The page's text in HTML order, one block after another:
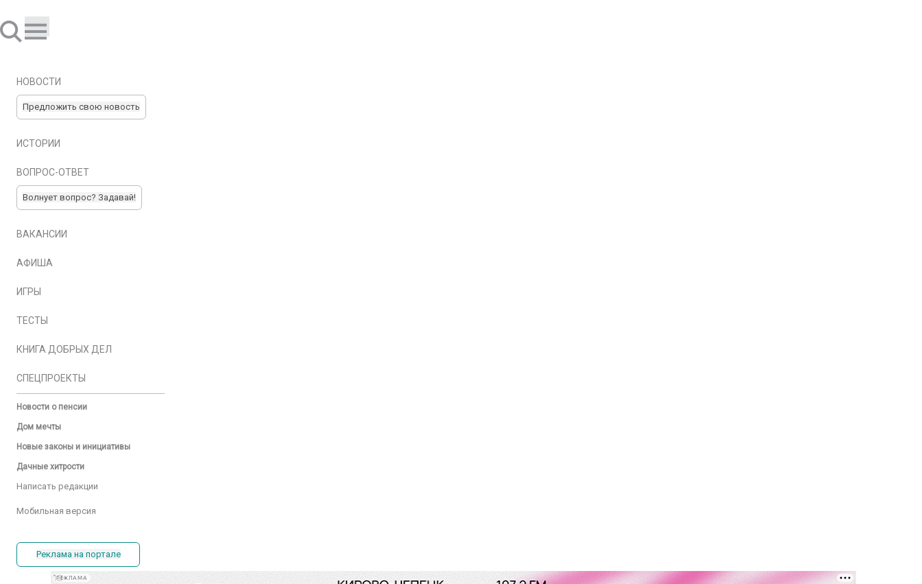
НОВОСТИ
Предложить свою новость
ИСТОРИИ
ВОПРОС-ОТВЕТ
Волнует вопрос? Задавай!
ВАКАНСИИ
АФИША
ИГРЫ
ТЕСТЫ
КНИГА ДОБРЫХ ДЕЛ
СПЕЦПРОЕКТЫ
Новости о пенсии
Дом мечты
Новые законы и инициативы
Дачные хитрости
Написать редакции
Мобильная версия
Реклама на портале
РЕКЛАМА